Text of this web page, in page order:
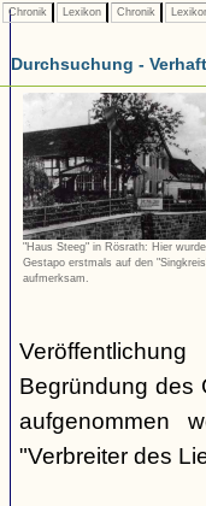
Chronik Lexikon Chronik
Durchsuchung -
"Haus Steeg" in Rösrath: Hier
Gestapo erstmals auf den
aufmerksam.
Begründung des
aufgenommen
"Verbreiter des